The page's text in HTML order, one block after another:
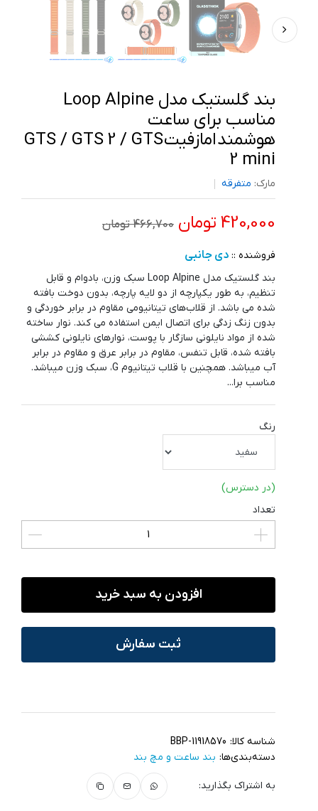
بند گلستیک مدل Loop Alpine
مناسب برای ساعت
هوشمند امازفیت GTS / GTS 2 / GTS
2 mini
مارک: متفرقه
420,000 تومان 466,700 تومان
فروشنده :: دی جانبی
بند گلستیک مدل Loop Alpine سبک وزن، بادوام و قابل
تنظیم، به طور یکپارچه از دو لایه پارچه، بدون دوخت بافته
شده می باشد. از قلاب‌های تیتانیومی مقاوم در برابر خوردگی و
بدون زنگ زدگی برای اتصال ایمن استفاده می کند. نوار ساخته
شده از مواد نایلونی سازگار با پوست، نوارهای نایلونی کششی
بافته شده، قابل تنفس، مقاوم در برابر عرق و مقاوم در برابر
آب میباشد. همچنین با قلاب تیتانیوم G، سبک وزن میباشد.
مناسب برا...
رنگ
(در دسترس)
تعداد
افزودن به سبد خرید
ثبت سفارش
شناسه کالا: BBP-11918570
دسته‌بندی‌ها: بند ساعت و مچ‌ بند
به اشتراک بگذارید: